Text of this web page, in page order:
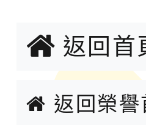
融平台-
115學年
計畫子
小時認證
115年度
義教育推
轉知桃園
返回首
返回榮譽